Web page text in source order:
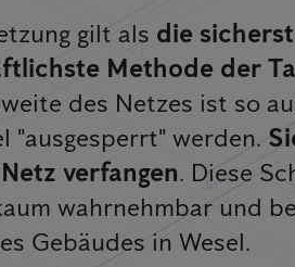
gilt als die
Methode der
des Netzes ist so
"ausgesperrt" werden.
verfangen. Diese
wahrnehmbar und
Gebäudes in Wesel.